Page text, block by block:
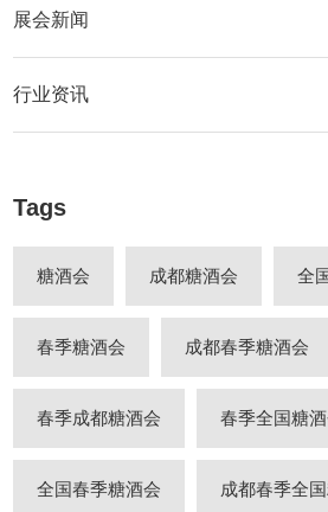
展会新闻
行业资讯
Tags
糖酒会 成都糖酒会 全
春季糖酒会 成都春季糖酒会
春季成都糖酒会 春季全国糖
全国春季糖酒会 成都春季全